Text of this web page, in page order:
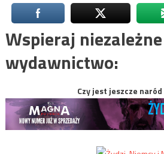
Wspieraj niezależne
wydawnictwo:
Czy jest jeszcze